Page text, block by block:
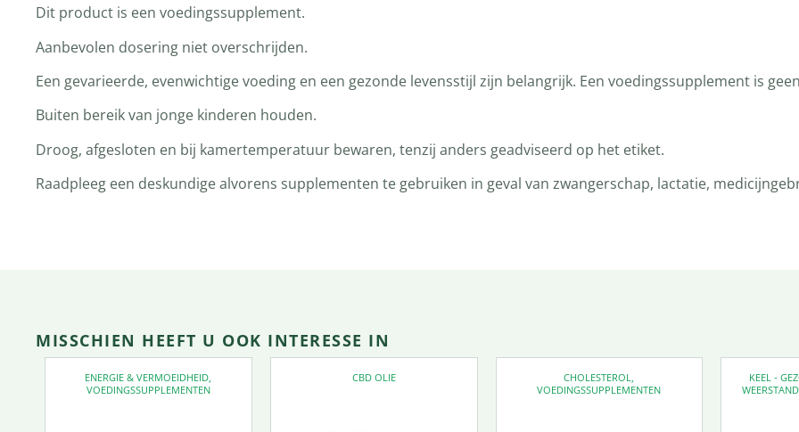
Dit product is een voedingssupplement.
Aanbevolen dosering niet overschrijden.
Een gevarieerde, evenwichtige voeding en een gezonde levensstijl zijn belangrijk. Een voedingssupplement is
Buiten bereik van jonge kinderen houden.
Droog, afgesloten en bij kamertemperatuur bewaren, tenzij anders geadviseerd op het etiket.
Raadpleeg een deskundige alvorens supplementen te gebruiken in geval van zwangerschap, lactatie,
MISSCHIEN HEEFT U OOK INTERESSE IN
ENERGIE & VERMOEIDHEID
VOEDINGSSUPPLEMENTEN
CBD OLIE CHOLESTEROL
VOEDINGSSUPPLEMENTEN
KEEL -
WEERSTAND